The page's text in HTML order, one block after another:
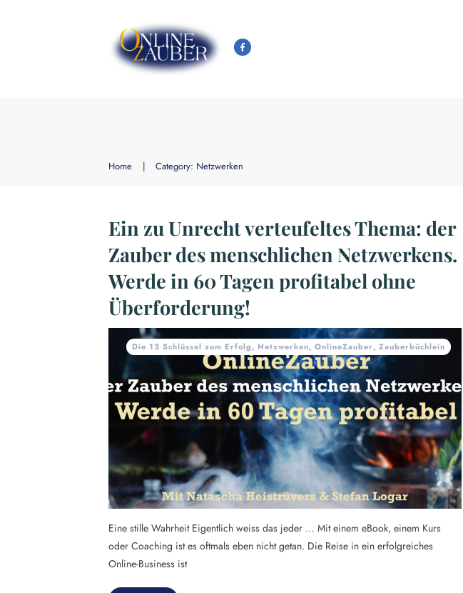
Home | Category: Netzwerken
Ein zu Unrecht verteufeltes Thema: der
Zauber des menschlichen Netzwerkens.
Werde in 60 Tagen profitabel ohne
Überforderung!
Die 13 Schlüssel zum Erfolg, Netzwerken, OnlineZauber, Zauberbüchlein
Eine stille Wahrheit Eigentlich weiss das jeder … Mit einem eBook, einem Kurs
oder Coaching ist es oftmals eben nicht getan. Die Reise in ein erfolgreiches
Online-Business ist